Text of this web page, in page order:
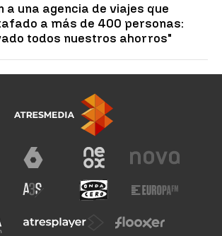
a una agencia de viajes que
a más de 400 personas:
todos nuestros ahorros"